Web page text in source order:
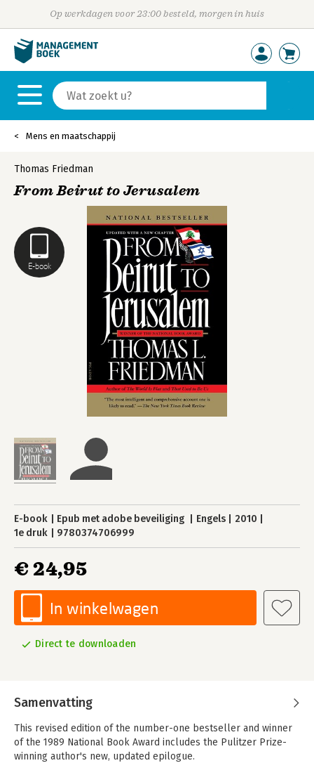
Op werkdagen voor 23:00 besteld, morgen in huis
Mens en maatschappij
E-book
Thomas Friedman
From Beirut to Jerusalem
E-book Epub met adobe beveiliging Engels
2010
1e druk
9780374706999
€ 24,95
In winkelwagen
Direct te downloaden
Samenvatting
This revised edition of the number-one bestseller and winner
of the 1989 National Book Award includes the Pulitzer Prize-
winning author's new, updated epilogue.